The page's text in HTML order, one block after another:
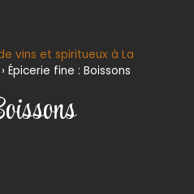
vins et spiritueux à La
› Épicerie fine : Boissons